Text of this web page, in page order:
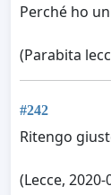
Perché ho
(Parabita
#242
Ritengo
(Lecce, 2020-